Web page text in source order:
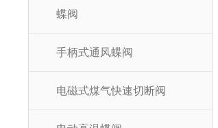
蝶阀
手柄式通风蝶阀
电磁式煤气快速切断阀